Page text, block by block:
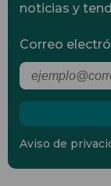
noticias y
Correo
Aviso de